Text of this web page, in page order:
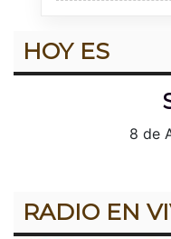
HOY ES
8 de
RADIO EN